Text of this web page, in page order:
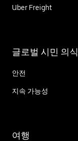
Uber Freight
글로벌 시민 의식
안전
지속 가능성
여행